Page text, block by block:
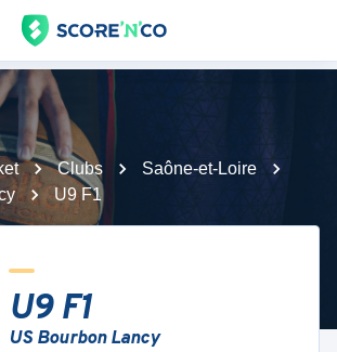
Clubs
Saône-et-Loire
U9 F1
U9 F1
US Bourbon Lancy